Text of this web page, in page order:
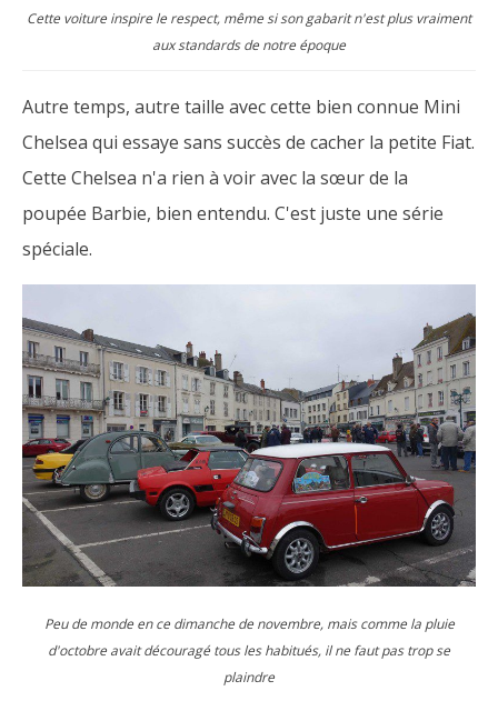
Cette voiture inspire le respect, même si son gabarit n'est plus vraiment
aux standards de notre époque
Autre temps, autre taille avec cette bien connue Mini
Chelsea qui essaye sans succès de cacher la petite Fiat.
Cette Chelsea n'a rien à voir avec la sœur de la
poupée Barbie, bien entendu. C'est juste une série
spéciale.
Peu de monde en ce dimanche de novembre, mais comme la pluie
d'octobre avait découragé tous les habitués, il ne faut pas trop se
plaindre